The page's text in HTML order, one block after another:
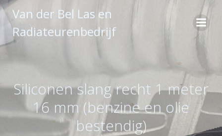
Ga
naar
inhoud
Van der Bel Las en
Radiateurenbedrijf
Siliconen slang recht 1 meter
16 mm (benzine en olie
bestendig)